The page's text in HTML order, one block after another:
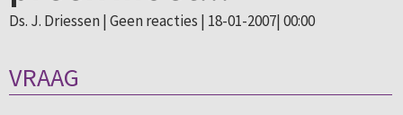
Ds. J. Driessen | Geen reacties | 18-01-2007| 00:00
VRAAG